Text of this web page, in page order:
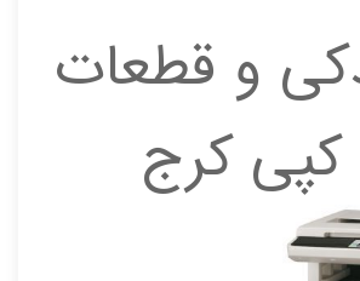
و قطعات
کپی کرج